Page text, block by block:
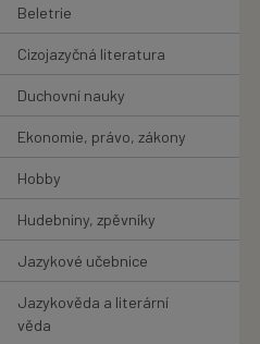
Beletrie
Cizojazyčná literatura
Duchovní nauky
Ekonomie, právo, zákony
Hobby
Hudebniny, zpěvníky
Jazykové učebnice
Jazykověda a literární
věda